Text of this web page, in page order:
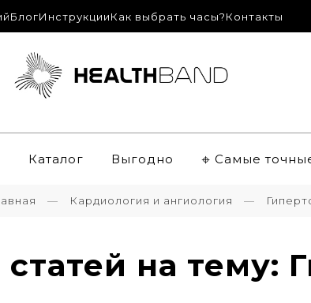
БлогИнструкцииКак выбрать часы?Контакты
Каталог Выгодно 𖦏 Самые
Кардиология и ангиология
на тему: